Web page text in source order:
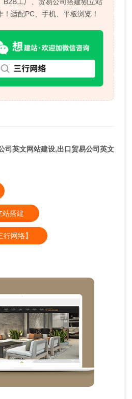
B2B工厂、贸易公司搭建独立站
适配PC、手机、平板浏览！
司英文网站建设,出口贸易公司英文
站搭建
网络】